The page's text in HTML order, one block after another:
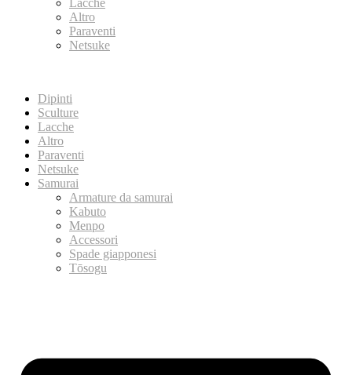
Altro
Paraventi
Netsuke
Dipinti
Sculture
Lacche
Altro
Paraventi
Netsuke
Samurai
Armature da samurai
Kabuto
Menpo
Accessori
Spade giapponesi
Tōsogu